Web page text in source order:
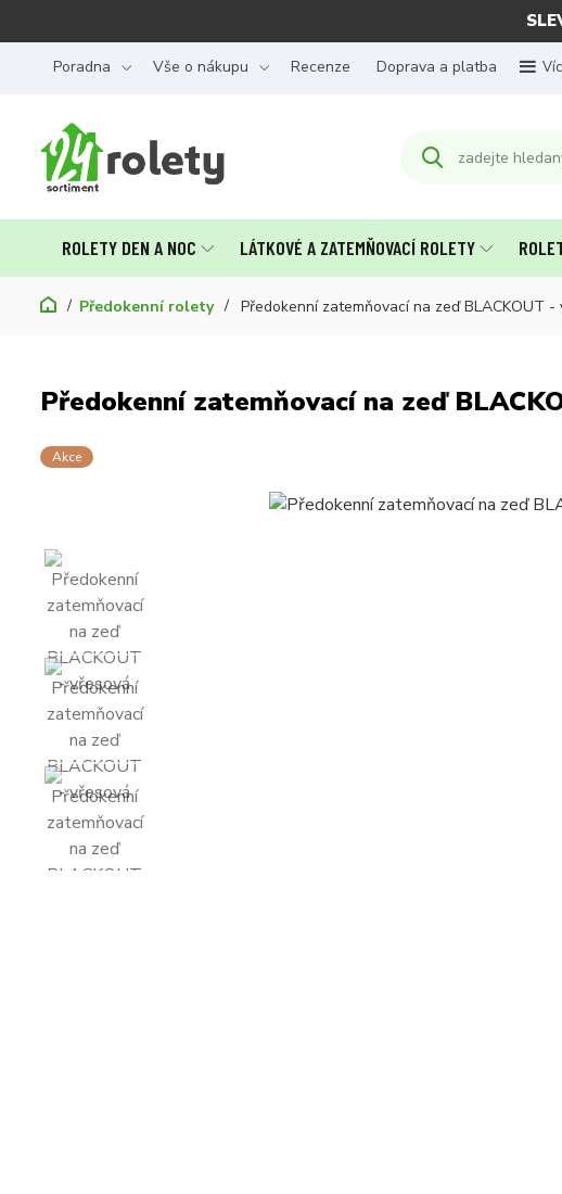
Poradna Vše o nákupu Recenze Doprava a platba
ROLETY DEN A NOC LÁTKOVÉ A ZATEMŇOVACÍ ROLETY
Předokenní rolety Předokenní zatemňovací na zeď BLACKOUT -
Předokenní zatemňovací na zeď
Akce